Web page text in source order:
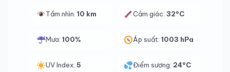
Tầm nhìn: 10 km Cảm giác:32°C
Mưa: 100% Áp suất:1003 hPa
UV Index: 5 Điểm sương: 24°C